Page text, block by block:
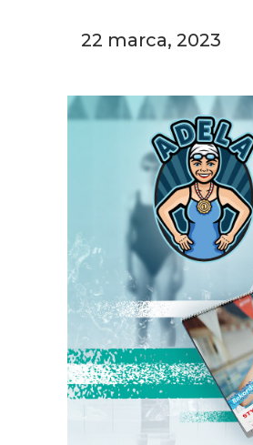
22 marca, 2023